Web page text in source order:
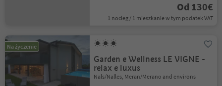
Od 130€
1 nocleg / 1 mieszkanie w tym podatek VAT
Na życzenie
Garden e Wellness LE VIGNE -
relax e luxus
Nals/Nalles, Meran/Merano and environs